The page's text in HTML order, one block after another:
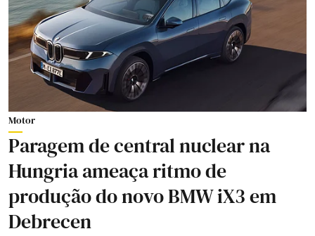
Motor
Paragem de central nuclear na
Hungria ameaça ritmo de
produção do novo BMW iX3 em
Debrecen